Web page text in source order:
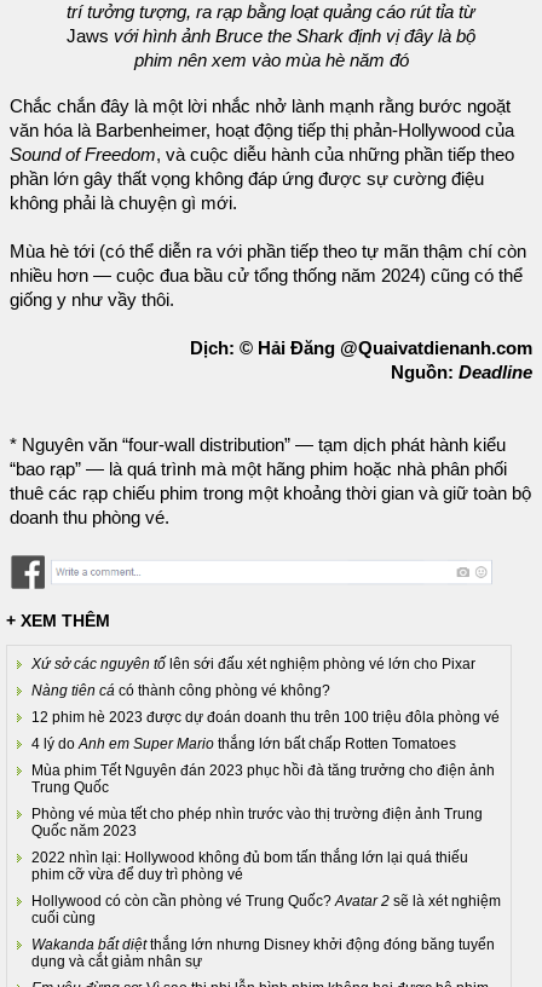
trí tưởng tượng, ra rạp bằng loạt quảng cáo rút tỉa từ
Jaws với hình ảnh Bruce the Shark định vị đây là bộ
phim nên xem vào mùa hè năm đó
Chắc chắn đây là một lời nhắc nhở lành mạnh rằng bước ngoặt
văn hóa là Barbenheimer, hoạt động tiếp thị phản-Hollywood của
Sound of Freedom, và cuộc diễu hành của những phần tiếp theo
phần lớn gây thất vọng không đáp ứng được sự cường điệu
không phải là chuyện gì mới.
Mùa hè tới (có thể diễn ra với phần tiếp theo tự mãn thậm chí còn
nhiều hơn — cuộc đua bầu cử tổng thống năm 2024) cũng có thể
giống y như vầy thôi.
Dịch: © Hải Đăng @Quaivatdienanh.com
Nguồn: Deadline
* Nguyên văn “four-wall distribution” — tạm dịch phát hành kiểu
“bao rạp” — là quá trình mà một hãng phim hoặc nhà phân phối
thuê các rạp chiếu phim trong một khoảng thời gian và giữ toàn bộ
doanh thu phòng vé.
+ XEM THÊM
Xứ sở các nguyên tố lên sới đấu xét nghiệm phòng vé lớn cho Pixar
Nàng tiên cá có thành công phòng vé không?
12 phim hè 2023 được dự đoán doanh thu trên 100 triệu đôla phòng vé
4 lý doAnh em Super Mario thắng lớn bất chấp Rotten Tomatoes
Mùa phim Tết Nguyên đán 2023 phục hồi đà tăng trưởng cho điện ảnh
Trung Quốc
Phòng vé mùa tết cho phép nhìn trước vào thị trường điện ảnh Trung
Quốc năm 2023
2022 nhìn lại: Hollywood không đủ bom tấn thắng lớn lại quá thiếu
phim cỡ vừa để duy trì phòng vé
Hollywood có còn cần phòng vé Trung Quốc?Avatar 2 sẽ là xét nghiệm
cuối cùng
Wakanda bất diệtthắng lớn nhưng Disney khởi động đóng băng tuyển
dụng và cắt giảm nhân sự